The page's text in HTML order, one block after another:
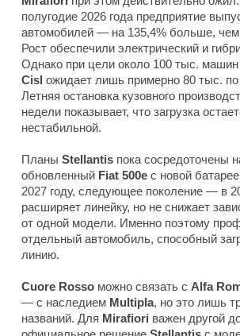
полугодие 2026 года предприятие
автомобилей — на 135,4% больше, чем
Рост обеспечили электрический и
Однако при цели около 100 тыс.
Cisl ожидает лишь примерно 80 тыс. по
Летняя остановка кузовного
недели показывает, что загрузка
нестабильной.
Планы Stellantis пока сосредоточены
обновленный Fiat 500e с новой
2027 году, следующее поколение — в
расширяет линейку, но не снижает
от одной модели. Именно поэтому
отдельный автомобиль, способный
линию.
Cuore Rosso можно связать с Alfa
— с наследием Multipla, но это лишь
названий. Для Mirafiori важен другой